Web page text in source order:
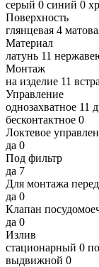
серый 0 синий 0
Поверхность
глянцевая 4
Материал
латунь 11
Монтаж
на изделие 11
Управление
однозахватное 11
бесконтактное 0
Локтевое
да 0
Под фильтр
да 7
Для монтажа
да 0
Клапан
да 0
Излив
стационарный 0
выдвижной 0